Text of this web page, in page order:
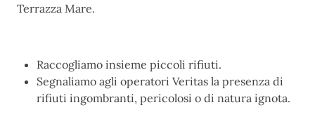
Terrazza Mare.
Raccogliamo insieme piccoli rifiuti.
Segnaliamo agli operatori Veritas la presenza di
rifiuti ingombranti, pericolosi o di natura ignota.